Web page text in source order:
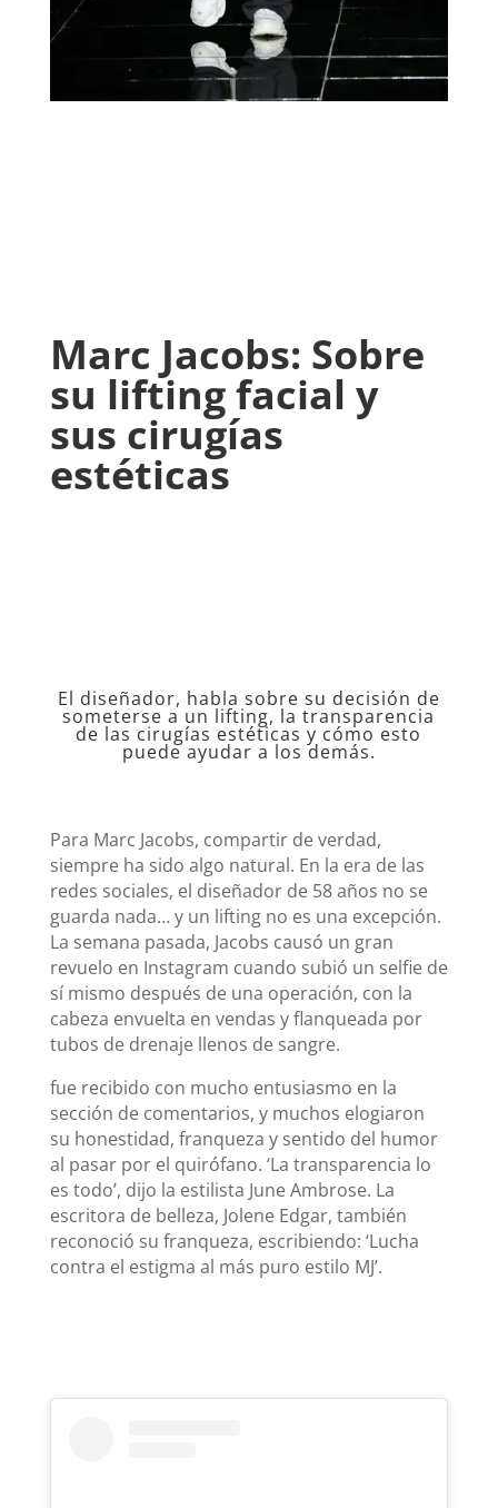
Marc Jacobs: Sobre
su lifting facial y
sus cirugías
estéticas
El diseñador, habla sobre su decisión de
someterse a un lifting, la transparencia
de las cirugías estéticas y cómo esto
puede ayudar a los demás.
Para Marc Jacobs, compartir de verdad,
siempre ha sido algo natural. En la era de las
redes sociales, el diseñador de 58 años no se
guarda nada… y un lifting no es una excepción.
La semana pasada, Jacobs causó un gran
revuelo en Instagram cuando subió un selfie de
sí mismo después de una operación, con la
cabeza envuelta en vendas y flanqueada por
tubos de drenaje llenos de sangre.
fue recibido con mucho entusiasmo en la
sección de comentarios, y muchos elogiaron
su honestidad, franqueza y sentido del humor
al pasar por el quirófano. ‘La transparencia lo
es todo’, dijo la estilista June Ambrose. La
escritora de belleza, Jolene Edgar, también
reconoció su franqueza, escribiendo: ‘Lucha
contra el estigma al más puro estilo MJ’.